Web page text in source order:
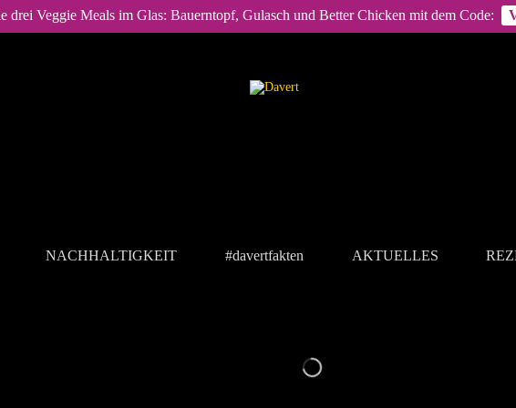
drei Veggie Meals im Glas: Bauerntopf, Gulasch und Better Chicken mit dem Code:
NACHHALTIGKEIT #davertfakten AKTUELLES